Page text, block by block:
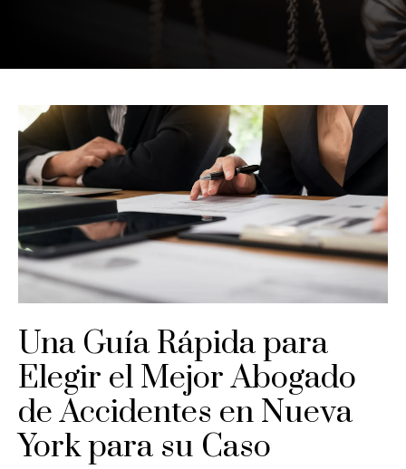
Una Guía Rápida para
Elegir el Mejor Abogado
de Accidentes en Nueva
York para su Caso